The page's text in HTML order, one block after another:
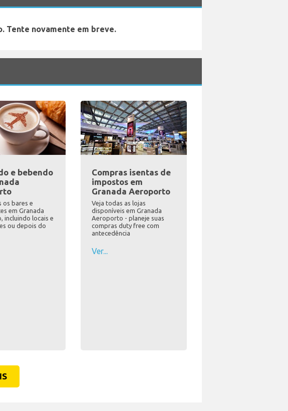
Tente novamente em breve.
e bebendo
os bares e
em Granada
incluindo locais e
ou depois do
Compras isentas de
impostos em
Granada Aeroporto
Veja todas as lojas
disponíveis em Granada
Aeroporto - planeje suas
compras duty free com
antecedência
Ver...